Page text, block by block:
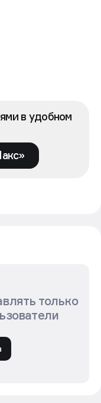
в удобном
только